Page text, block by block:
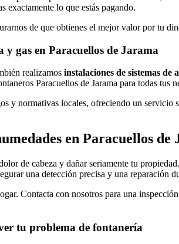
exactamente lo que estás pagando.
de que obtienes el mejor valor por tu
y gas en Paracuellos de Jarama
realizamos instalaciones de sistemas de
Paracuellos de Jarama para todas tus
y normativas locales, ofreciendo un
en Paracuellos de
de cabeza y dañar seriamente tu
una detección precisa y una reparación
Contacta con nosotros para una
tu problema de fontanería